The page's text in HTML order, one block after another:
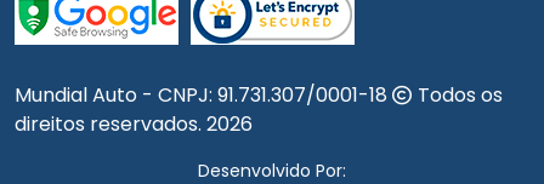
Mundial Auto - CNPJ: 91.731.307/0001-18
Todos os
direitos reservados. 2026
Desenvolvido Por: